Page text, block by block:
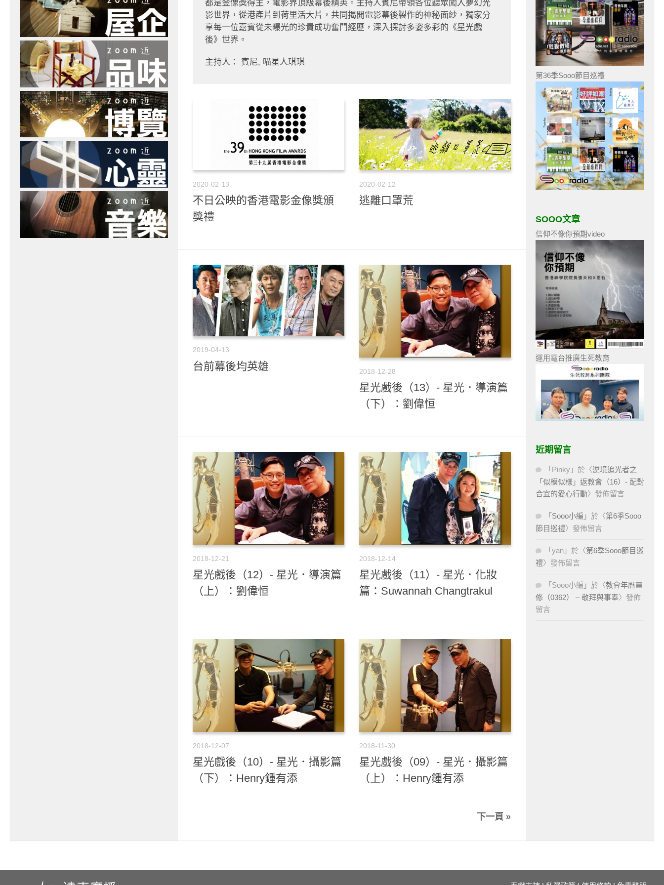
都是金像獎得主，電影界頂級幕後精英。主持人賓尼帶領各位聽眾闖入夢幻光
影世界，從港產片到荷里活大片，共同揭開電影幕後製作的神秘面紗，獨家分
享每一位嘉賓從未曝光的珍貴成功奮鬥經歷，深入探討多姿多彩的《星光戲
後》世界。
主持人： 賓尼, 喵星人琪琪
2020-02-13
不日公映的香港電影金像獎頒
獎禮
2020-02-12
逃離口罩荒
2019-04-13
台前幕後均英雄 2018-12-28
星光戲後（13）- 星光．導演篇
（下）：劉偉恒
2018-12-21
星光戲後（12）- 星光．導演篇
（上）：劉偉恒
2018-12-14
星光戲後（11）- 星光．化妝
篇：Suwannah Changtrakul
2018-12-07
星光戲後（10）- 星光．攝影篇
（下）：Henry鍾有添
2018-11-30
星光戲後（09）- 星光．攝影篇
（上）：Henry鍾有添
下一頁 »
第36季Sooo節目巡禮
SOOO文章
信仰不像你預期video
運用電台推廣生死教育
近期留言
「 Pinky 」於〈逆境追光者之
「似模似樣」返教會（16）- 配對
合宜的愛心行動〉發佈留言
「 Sooo小編 」於〈第6季Sooo
節目巡禮〉發佈留言
「 yan 」於〈第6季Sooo節目巡
禮〉發佈留言
「 Sooo小編 」於〈教會年曆靈
修（0362） – 敬拜與事奉〉發佈
留言